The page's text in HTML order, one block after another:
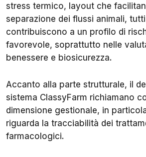
stress termico, layout che
separazione dei flussi animali,
contribuiscono a un profilo di
favorevole, soprattutto nelle
benessere e biosicurezza.
Accanto alla parte strutturale, il
sistema ClassyFarm richiamano
dimensione gestionale, in
riguarda la tracciabilità dei
farmacologici.